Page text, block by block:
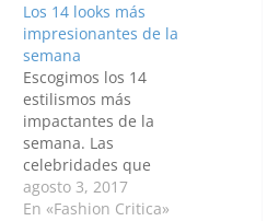
Los 14 looks más
impresionantes de la
semana
Escogimos los 14
estilismos más
impactantes de la
semana. Las
celebridades que
debido a su buen
gusto y estilo único
agosto 3, 2017
En «Fashion Critica»